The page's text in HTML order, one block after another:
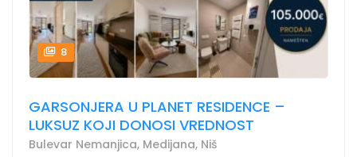
8
GARSONJERA U PLANET RESIDENCE –
LUKSUZ KOJI DONOSI VREDNOST
Bulevar Nemanjica, Medijana, Niš